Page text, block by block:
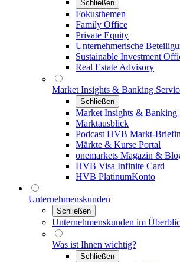
Schließen
Fokusthemen
Family Office
Private Equity
Unternehmerische
Sustainable Investment
Real Estate Advisory
Market Insights & Banking
Schließen
Market Insights & Banking
Marktausblick
Podcast HVB Markt-
Märkte & Kurse Portal
onemarkets Magazin &
HVB Visa Infinite Card
HVB PlatinumKonto
Unternehmenskunden
Schließen
Unternehmenskunden im
Was ist Ihnen wichtig?
Schließen